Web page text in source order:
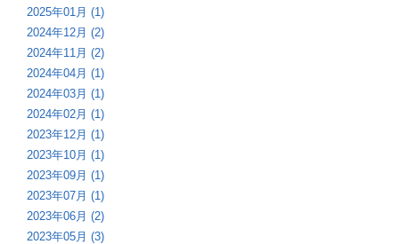
2025年01月 (1)
2024年12月 (2)
2024年11月 (2)
2024年04月 (1)
2024年03月 (1)
2024年02月 (1)
2023年12月 (1)
2023年10月 (1)
2023年09月 (1)
2023年07月 (1)
2023年06月 (2)
2023年05月 (3)